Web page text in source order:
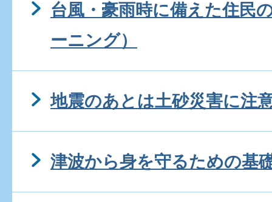
台風・豪雨時に備えた住民
ーニング）
地震のあとは土砂災害に注
津波から身を守るための基